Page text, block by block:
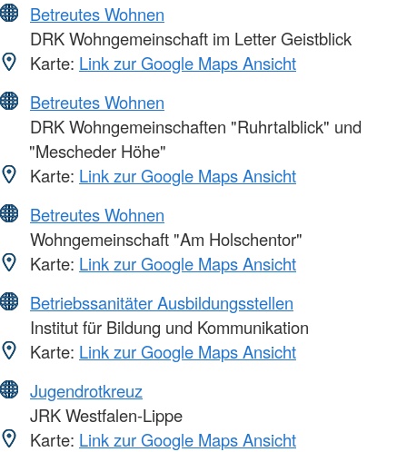
Betreutes Wohnen
DRK Wohngemeinschaft im Letter Geistblick
Karte: Link zur Google Maps Ansicht
Betreutes Wohnen
DRK Wohngemeinschaften "Ruhrtalblick" und
"Mescheder Höhe"
Karte: Link zur Google Maps Ansicht
Betreutes Wohnen
Wohngemeinschaft "Am Holschentor"
Karte: Link zur Google Maps Ansicht
Betriebssanitäter Ausbildungsstellen
Institut für Bildung und Kommunikation
Karte: Link zur Google Maps Ansicht
Jugendrotkreuz
JRK Westfalen-Lippe
Karte: Link zur Google Maps Ansicht